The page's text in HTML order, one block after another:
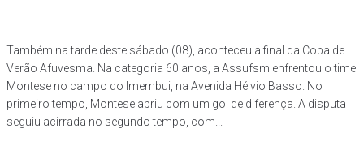
Também na tarde deste sábado (08), aconteceu a final da Copa de
Verão Afuvesma. Na categoria 60 anos, a Assufsm enfrentou o time
Montese no campo do Imembui, na Avenida Hélvio Basso. No
primeiro tempo, Montese abriu com um gol de diferença. A disputa
seguiu acirrada no segundo tempo, com...